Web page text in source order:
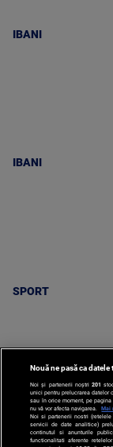
IBANI
IBANI
SPORT
SPORT
Nouă ne pasă ca
Noi și partenerii noștri 201
unici pentru prelucrarea
sau în orice moment, pe
nu vă vor afecta navigarea.
Mai
Noi si partenerii nostri
servicii de date analitice)
continutul si anunturile
functionalitati aferente